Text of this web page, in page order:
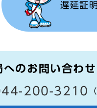
遅延証
へのお問い合
200-3210